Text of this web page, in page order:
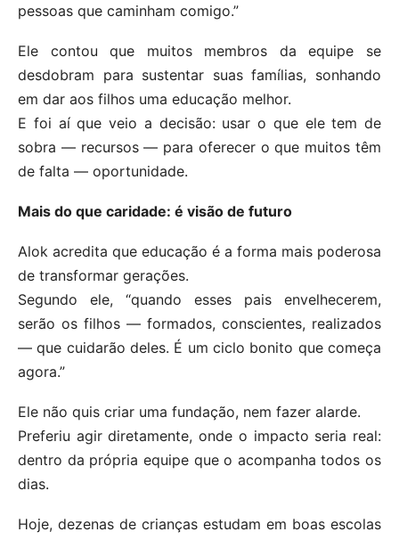
pessoas que caminham comigo.”
Ele contou que muitos membros da equipe se
desdobram para sustentar suas famílias, sonhando
em dar aos filhos uma educação melhor.
E foi aí que veio a decisão: usar o que ele tem de
sobra — recursos — para oferecer o que muitos têm
de falta — oportunidade.
Mais do que caridade: é visão de futuro
Alok acredita que educação é a forma mais poderosa
de transformar gerações.
Segundo ele, “quando esses pais envelhecerem,
serão os filhos — formados, conscientes, realizados
— que cuidarão deles. É um ciclo bonito que começa
agora.”
Ele não quis criar uma fundação, nem fazer alarde.
Preferiu agir diretamente, onde o impacto seria real:
dentro da própria equipe que o acompanha todos os
dias.
Hoje, dezenas de crianças estudam em boas escolas